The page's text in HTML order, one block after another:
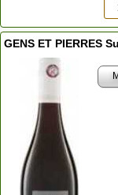
GENS ET PIERRES